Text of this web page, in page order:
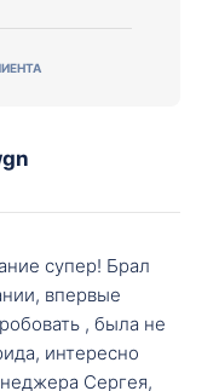
супер! Брал
впервые
, была не
интересно
Сергея,